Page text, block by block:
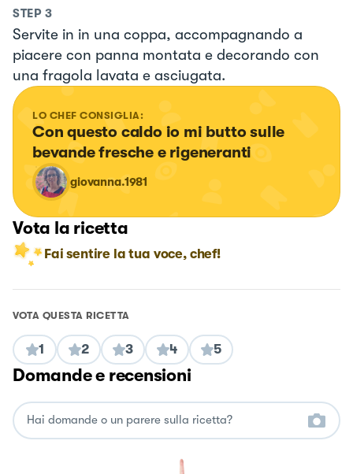
STEP 3
Servite in in una coppa, accompagnando a
piacere con panna montata e decorando con
una fragola lavata e asciugata.
LO CHEF CONSIGLIA:
Con questo caldo io mi butto sulle
bevande fresche e rigeneranti
giovanna.1981
Vota la ricetta
Fai sentire la tua voce, chef!
VOTA QUESTA RICETTA
1 2 3 4 5
Domande e recensioni